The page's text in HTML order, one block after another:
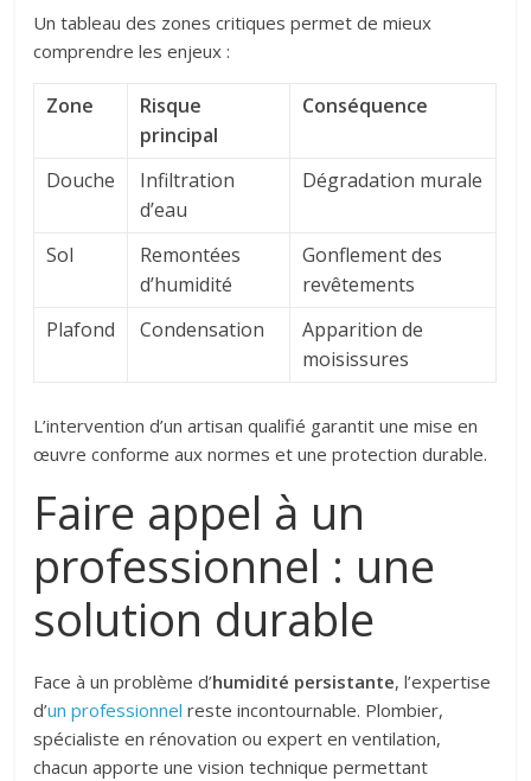
Un tableau des zones critiques permet de mieux
comprendre les enjeux :
Zone
Risque
principal
Conséquence
Douche
Infiltration
d’eau
Dégradation murale
Sol
Remontées
d’humidité
Gonflement des
revêtements
Plafond
Condensation
Apparition de
moisissures
L’intervention d’un artisan qualifié garantit une mise en
œuvre conforme aux normes et une protection durable.
Faire appel à un
professionnel : une
solution durable
Face à un problème d’humidité persistante, l’expertise
d’un professionnel reste incontournable. Plombier,
spécialiste en rénovation ou expert en ventilation,
chacun apporte une vision technique permettant